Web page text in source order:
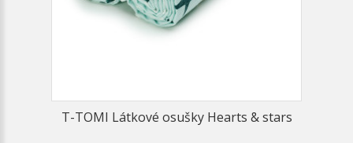
T-TOMI Látkové osušky Hearts & stars